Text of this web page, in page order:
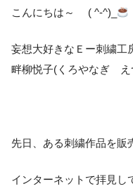
こんにちは～ ( ^-^)_
妄想大好きなＥー刺繍工
畔柳悦子(くろやなぎ え
先日、ある刺繍作品を販
インターネットで拝見し